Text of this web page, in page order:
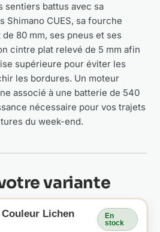
sentiers battus avec sa
Shimano CUES, sa fourche
80 mm, ses pneus et ses
cintre plat relevé de 5 mm afin
supérieure pour éviter les
les bordures. Un moteur
associé à une batterie de 540
nécessaire pour vos trajets
du week-end.
variante
Lichen
En
stock